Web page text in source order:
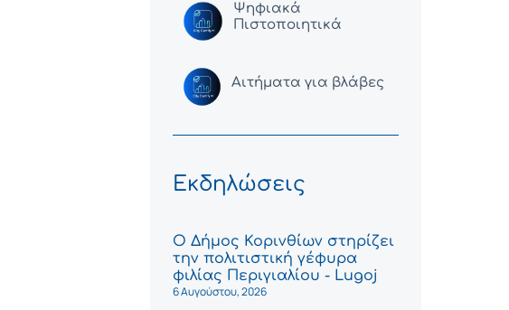
Ψηφιακά
Πιστοποιητικά
Αιτήματα για βλάβες
Εκδηλώσεις
Ο Δήμος Κορινθίων στηρίζει
την πολιτιστική γέφυρα
φιλίας Περιγιαλίου - Lugoj
6 Αυγούστου, 2026